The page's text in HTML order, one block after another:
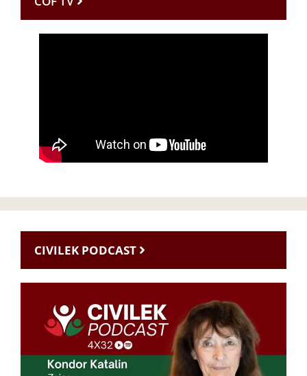
CIVILEK PODCAST